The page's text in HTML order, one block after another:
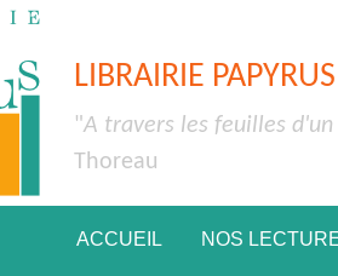
LIBRAIRIE PAPYRUS
"A travers les feuilles
Thoreau
ACCUEIL NOS